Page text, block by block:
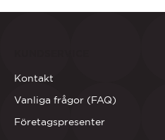
Kontakt
Vanliga frågor (FAQ)
Företagspresenter